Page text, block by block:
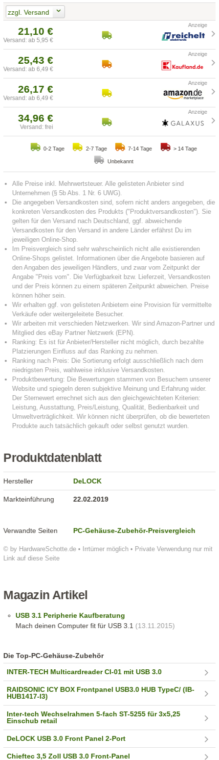
zzgl. Versand
21,10 €
Versand: ab 5,95 €
25,43 €
Versand: ab 6,49 €
26,17 €
Versand: ab 6,49 €
34,96 €
Versand: frei
0-2 Tage 2-7 Tage 7-14 Tage > 14 Tage
Unbekannt
Produktdatenblatt
© by HardwareSchotte.de • Irrtümer möglich • Private Verwendung nur mit
Link auf diese Seite
Hersteller DeLOCK
Markteinführung 22.02.2019
Verwandte Seiten PC-Gehäuse-Zubehör-Preisvergleich
Magazin Artikel
USB 3.1 Peripherie Kaufberatung
Mach deinen Computer fit für USB 3.1 (13.11.2015)
Die Top-PC-Gehäuse-Zubehör
INTER-TECH Multicardreader CI-01 mit USB 3.0
RAIDSONIC ICY BOX Frontpanel USB3.0 HUB TypeC/ (IB-
HUB1417-I3)
Inter-tech Wechselrahmen 5-fach ST-5255 für 3x5,25
Einschub retail
DeLOCK USB 3.0 Front Panel 2-Port
Chieftec 3,5 Zoll USB 3.0 Front-Panel